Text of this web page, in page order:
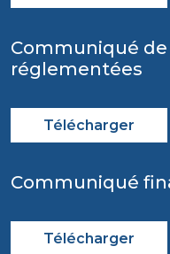
Communiqué
réglementées
Télécharger
Communiqué
Télécharger